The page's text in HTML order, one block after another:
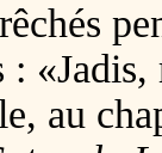
:
au